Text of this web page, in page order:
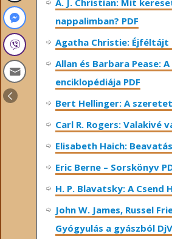
A. J. Christian: Mit
nappalimban? PDF
Agatha Christie: Éjféltájt
Allan és Barbara Pease:
enciklopédiája PDF
Bert Hellinger: A
Carl R. Rogers: Valakivé
Elisabeth Haich:
Eric Berne – Sorskönyv
H. P. Blavatsky: A Csend
John W. James, Russel
Gyógyulás a gyászból